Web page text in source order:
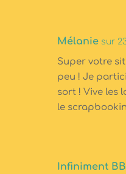
Mélanie sur
Super votre
peu ! Je
sort ! Vive les
le
Infiniment BB